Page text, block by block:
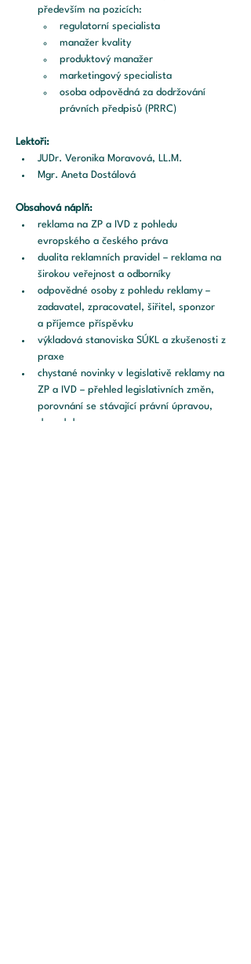
především na pozicích:
regulatorní specialista
manažer kvality
produktový manažer
marketingový specialista
osoba odpovědná za dodržování
právních předpisů (PRRC)
Lektoři:
JUDr. Veronika Moravová, LL.M.
Mgr. Aneta Dostálová
Obsahová náplň:
reklama na ZP a IVD z pohledu
evropského a českého práva
dualita reklamních pravidel – reklama na
širokou veřejnost a odborníky
odpovědné osoby z pohledu reklamy –
zadavatel, zpracovatel, šiřitel, sponzor
a příjemce příspěvku
výkladová stanoviska SÚKL a zkušenosti z
praxe
chystané novinky v legislativě reklamy na
ZP a IVD – přehled legislativních změn,
porovnání se stávající právní úpravou,
dopad do praxe